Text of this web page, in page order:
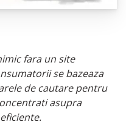
fara un site
se bazeaza
de cautare pentru
asupra